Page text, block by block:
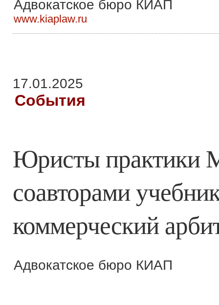
Адвокатское бюро КИАП
www.kiaplaw.ru
17.01.2025
События
Юристы
соавторами
коммерческий
Адвокатское бюро КИАП